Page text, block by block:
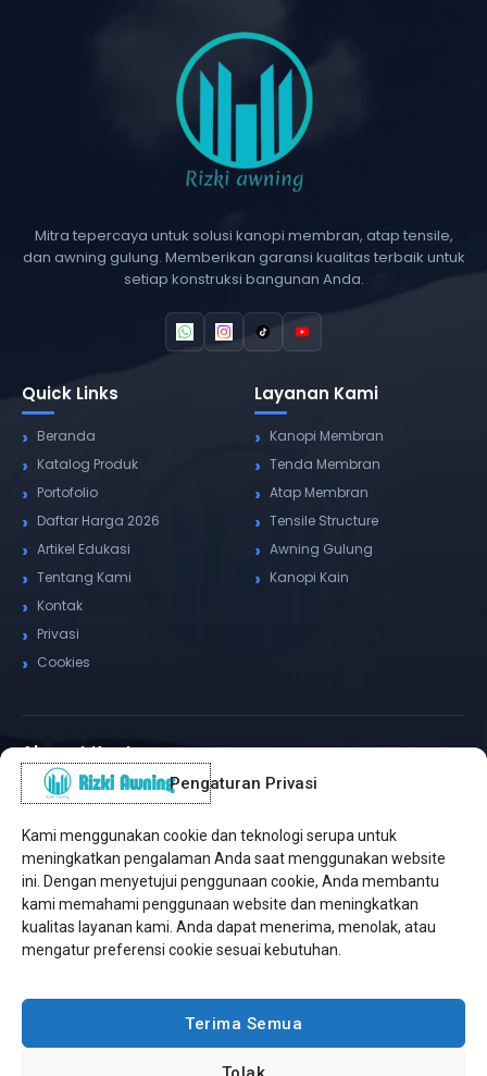
Pengaturan Privasi
Kami menggunakan cookie dan teknologi serupa untuk
meningkatkan pengalaman Anda saat menggunakan website
ini. Dengan menyetujui penggunaan cookie, Anda membantu
kami memahami penggunaan website dan meningkatkan
kualitas layanan kami. Anda dapat menerima, menolak, atau
mengatur preferensi cookie sesuai kebutuhan.
Terima Semua
Mitra tepercaya untuk solusi kanopi membran, atap tensile,
dan awning gulung. Memberikan garansi kualitas terbaik untuk
setiap konstruksi bangunan Anda.
Quick Links
Beranda
Katalog Produk
Portofolio
Daftar Harga 2026
Artikel Edukasi
Tentang Kami
Kontak
Privasi
Cookies
Layanan Kami
Kanopi Membran
Tenda Membran
Atap Membran
Tensile Structure
Awning Gulung
Kanopi Kain
Alamat Kantor
✆ WhatsApp / Telepon
Pusat Sukabumi
Sukamanis, Kadudampit, Sukabumi
Cabang Jakarta
Kembangan, Jakarta Barat
Sektor A3, Tangerang Selatan